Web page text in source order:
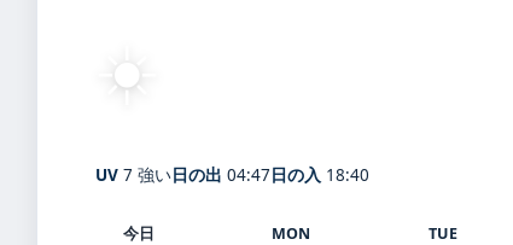
☀️
UV 7 強い日の出 04:47日の入 18:40
今日 MON TUE